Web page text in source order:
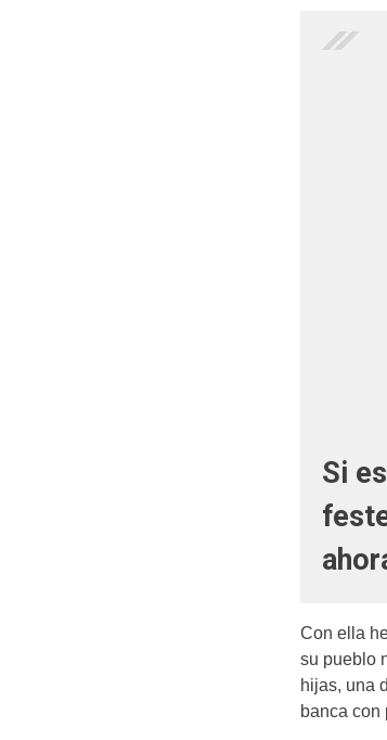
Si
Con ella
su pueblo
hijas, una
banca con